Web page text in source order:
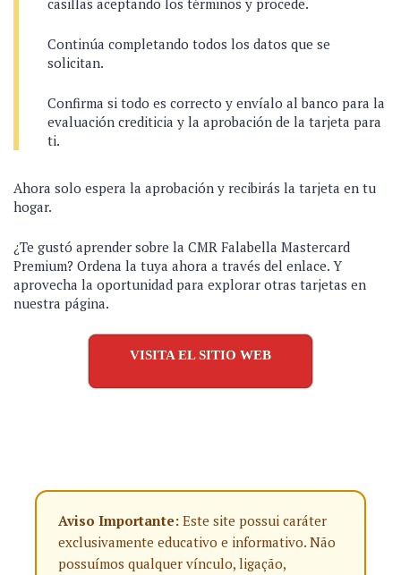
casillas aceptando los términos y procede.
Continúa completando todos los datos que se
solicitan.
Confirma si todo es correcto y envíalo al banco para la
evaluación crediticia y la aprobación de la tarjeta para
ti.
Ahora solo espera la aprobación y recibirás la tarjeta en tu
hogar.
¿Te gustó aprender sobre la CMR Falabella Mastercard
Premium? Ordena la tuya ahora a través del enlace. Y
aprovecha la oportunidad para explorar otras tarjetas en
nuestra página.
VISITA EL SITIO WEB
Aviso Importante: Este site possui caráter
exclusivamente educativo e informativo. Não
possuímos qualquer vínculo, ligação,